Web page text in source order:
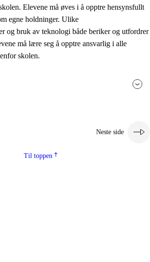
Elevene må øves i å opptre hensynsfullt
egne holdninger. Ulike
og bruk av teknologi både beriker og utfordrer
må lære seg å opptre ansvarlig i alle
skolen.
Neste side
Til toppen